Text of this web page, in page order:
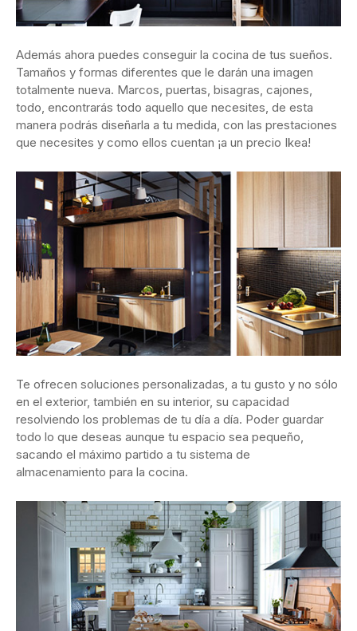
Además ahora puedes conseguir la cocina de tus sueños.
Tamaños y formas diferentes que le darán una imagen
totalmente nueva. Marcos, puertas, bisagras, cajones,
todo, encontrarás todo aquello que necesites, de esta
manera podrás diseñarla a tu medida, con las prestaciones
que necesites y como ellos cuentan ¡a un precio Ikea!
Te ofrecen soluciones personalizadas, a tu gusto y no sólo
en el exterior, también en su interior, su capacidad
resolviendo los problemas de tu día a día. Poder guardar
todo lo que deseas aunque tu espacio sea pequeño,
sacando el máximo partido a tu sistema de
almacenamiento para la cocina.